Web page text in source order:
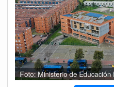
Foto: Ministerio de Educación